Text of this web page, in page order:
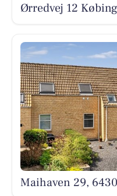
Ørredvej 12
Maihaven 29,